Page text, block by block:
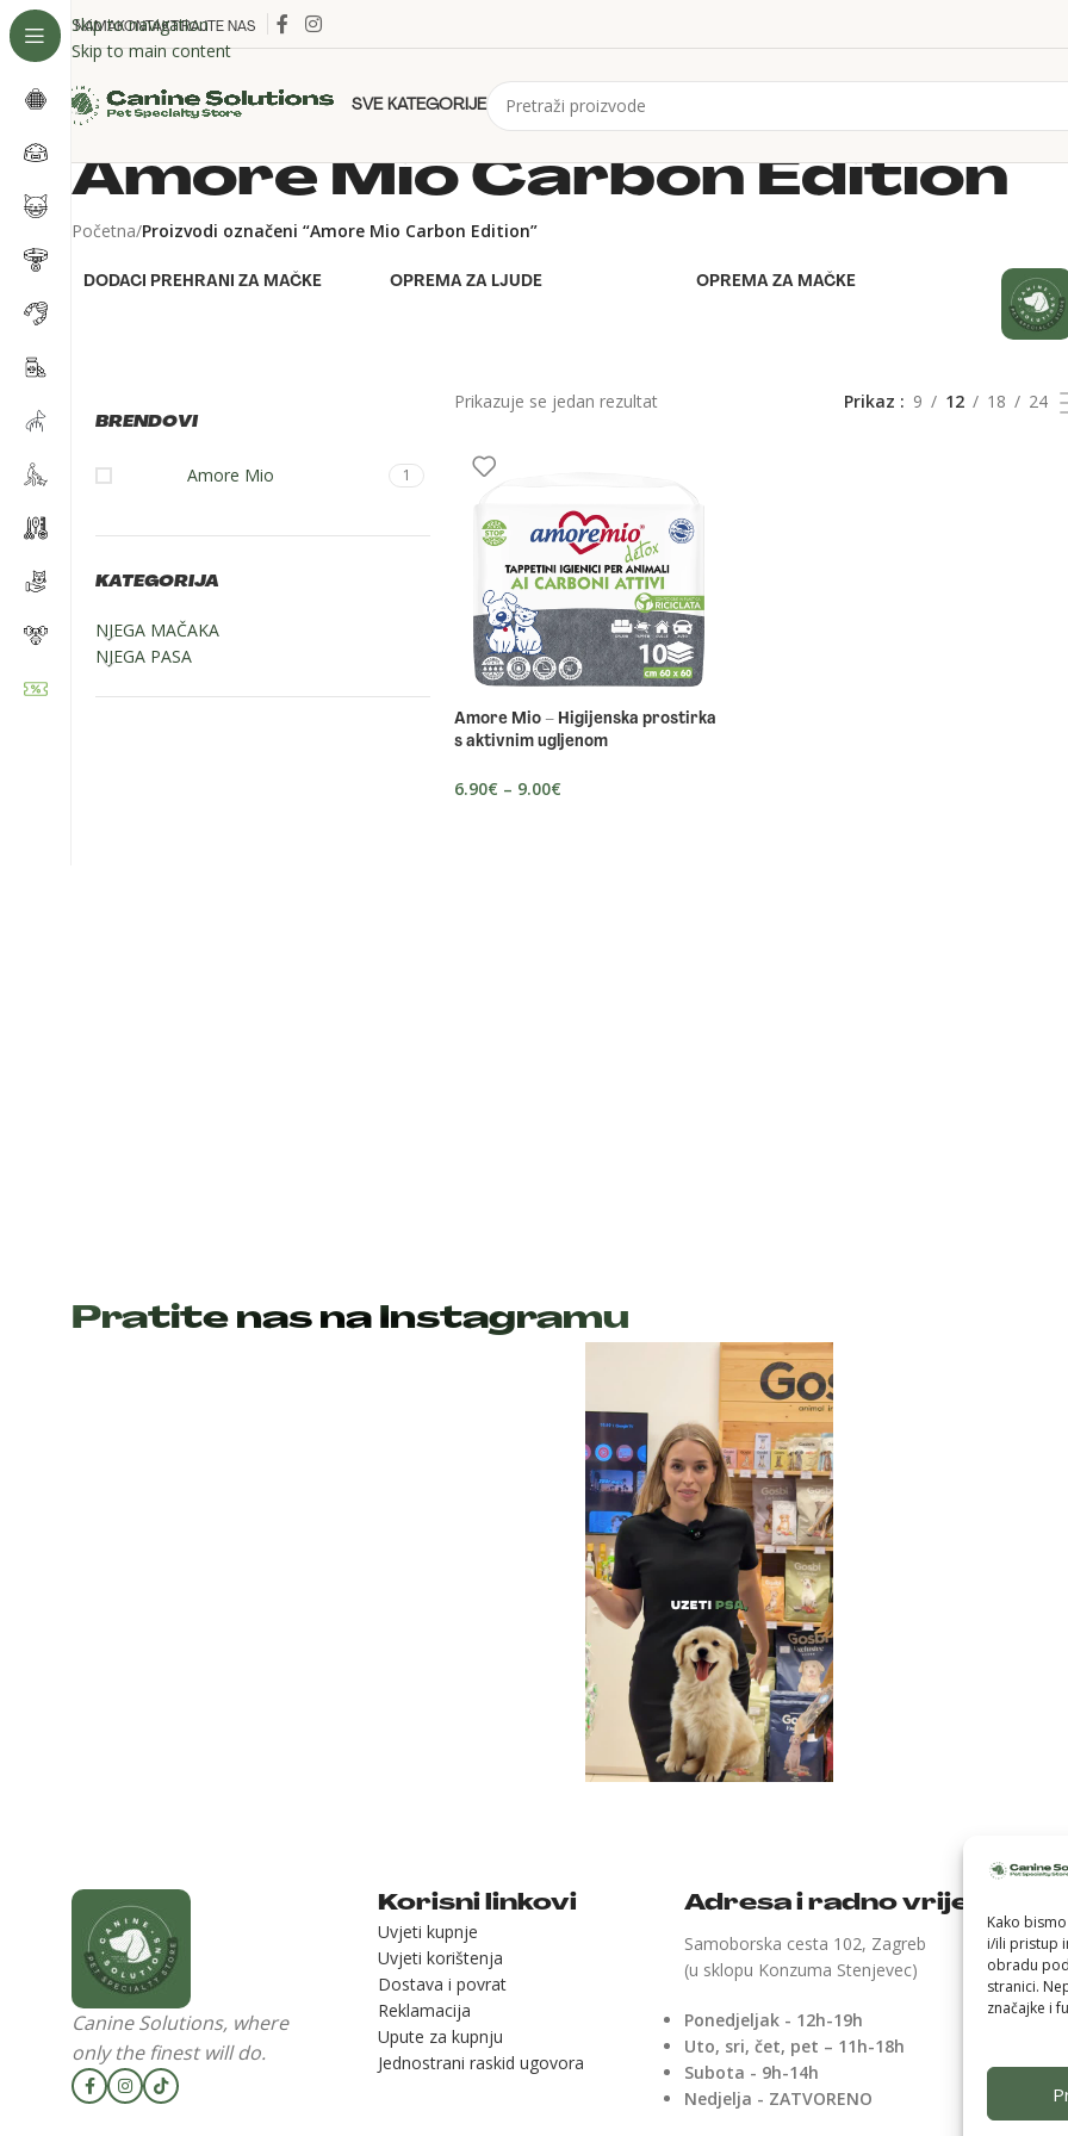
Kako
i/ili pristup
obradu
stranici.
značajke i
Skip to navigation
Skip to main content
O NAMAKONTAKTIRAJTE NAS
SVE KATEGORIJE
Amore Mio Carbon Edition
Početna/Proizvodi označeni “Amore Mio Carbon Edition”
DODACI PREHRANI ZA MAČKE OPREMA ZA LJUDE
OPREMA ZA MAČKE
BRENDOVI
Amore Mio 1
KATEGORIJA
NJEGA MAČAKA
NJEGA PASA
Prikazuje se jedan rezultat Prikaz 9 12 18 24
Amore Mio – Higijenska prostirka
s aktivnim ugljenom
6.90€ – 9.00€
Pratite nas na Instagramu
Canine Solutions, where
only the finest will do.
Korisni linkovi
Uvjeti kupnje
Uvjeti korištenja
Dostava i povrat
Reklamacija
Upute za kupnju
Jednostrani raskid ugovora
Adresa i radno vrijeme
Samoborska cesta 102, Zagreb
(u sklopu Konzuma Stenjevec)
Ponedjeljak - 12h-19h
Uto, sri, čet, pet – 11h-18h
Subota - 9h-14h
Nedjelja - ZATVORENO